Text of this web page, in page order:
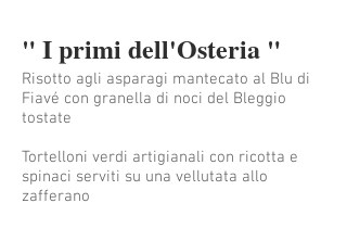
" I primi dell'Osteria "
Risotto agli asparagi mantecato al Blu di
Fiavé con granella di noci del Bleggio
tostate
Tortelloni verdi artigianali con ricotta e
spinaci serviti su una vellutata allo
zafferano